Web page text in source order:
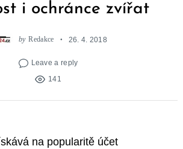
i ochránce zvířat
by Redakce 26. 4. 2018
Leave a reply
141
na popularitě účet